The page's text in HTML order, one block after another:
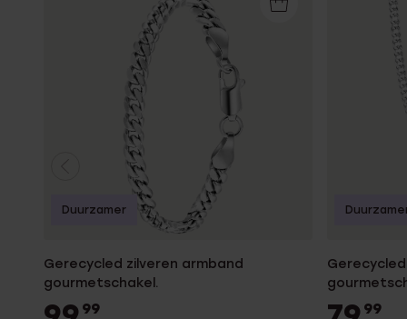
Gerecycled zilveren armband
gourmetschakel.
99
Duurzamer
99